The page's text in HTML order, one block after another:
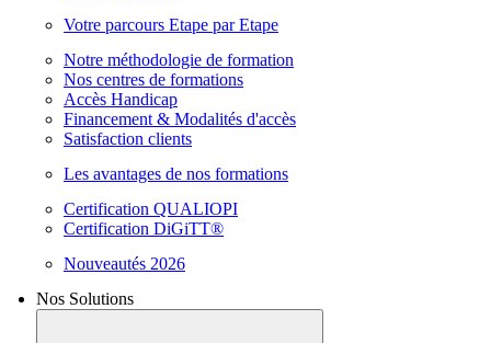
Votre parcours Etape par Etape
Notre méthodologie de formation
Nos centres de formations
Accès Handicap
Financement & Modalités d'accès
Satisfaction clients
Les avantages de nos formations
Certification QUALIOPI
Certification DiGiTT®
Nouveautés 2026
Nos Solutions